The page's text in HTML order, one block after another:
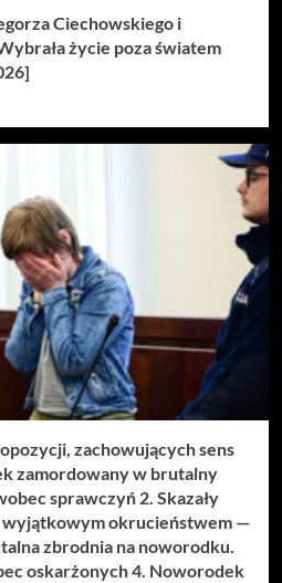
Ciechowskiego i
życie poza światem
zachowujących sens
zamordowany w brutalny
sprawczyń 2. Skazały
wyjątkowym okrucieństwem —
zbrodnia na noworodku.
oskarżonych 4. Noworodek